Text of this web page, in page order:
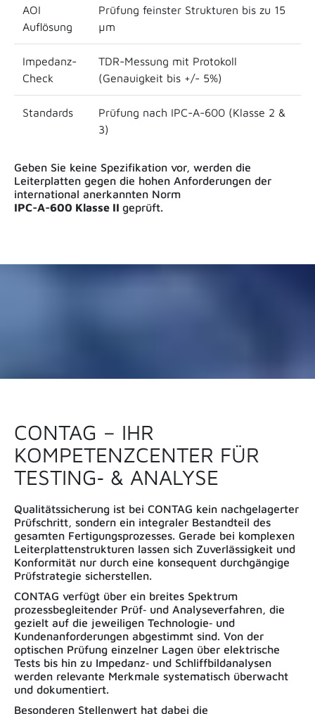
AOI
Auflösung
Prüfung feinster Strukturen bis zu 15
µm
Impedanz-
Check
TDR-Messung mit Protokoll
(Genauigkeit bis +/- 5%)
Standards
Prüfung nach IPC-A-600 (Klasse 2 &
3)
Geben Sie keine Spezifikation vor, werden die
Leiterplatten gegen die hohen Anforderungen der
international anerkannten Norm
IPC-A-600 Klasse II geprüft.
CONTAG – IHR
KOMPETENZCENTER FÜR
TESTING‑ & ANALYSE
Qualitätssicherung ist bei CONTAG kein nachgelagerter
Prüfschritt, sondern ein integraler Bestandteil des
gesamten Fertigungsprozesses. Gerade bei komplexen
Leiterplattenstrukturen lassen sich Zuverlässigkeit und
Konformität nur durch eine konsequent durchgängige
Prüfstrategie sicherstellen.
CONTAG verfügt über ein breites Spektrum
prozessbegleitender Prüf‑ und Analyseverfahren, die
gezielt auf die jeweiligen Technologie‑ und
Kundenanforderungen abgestimmt sind. Von der
optischen Prüfung einzelner Lagen über elektrische
Tests bis hin zu Impedanz‑ und Schliffbildanalysen
werden relevante Merkmale systematisch überwacht
und dokumentiert.
Besonderen Stellenwert hat dabei die